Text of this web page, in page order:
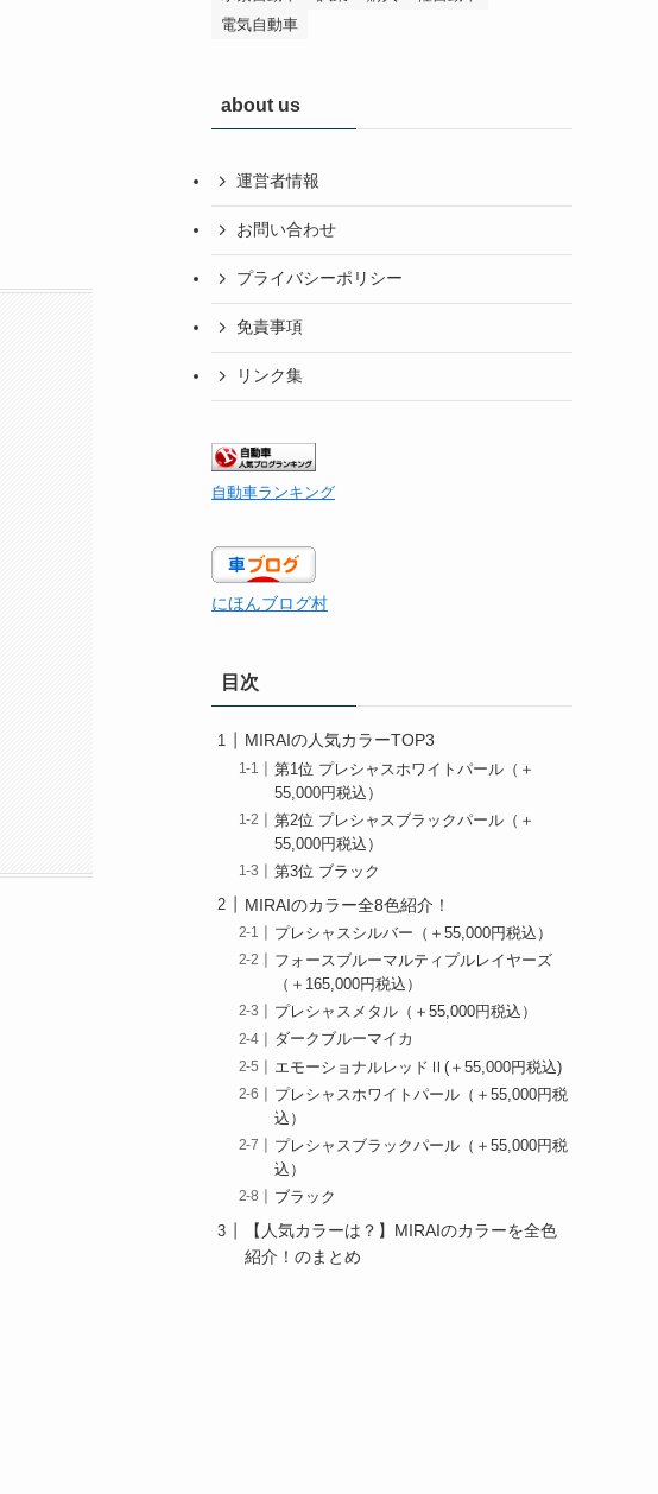
電気自動車
about us
運営者情報
お問い合わせ
プライバシーポリシー
免責事項
リンク集
自動車ランキング
にほんブログ村
目次
MIRAIの人気カラーTOP3
第1位 プレシャスホワイトパール（＋
55,000円税込）
第2位 プレシャスブラックパール（＋
55,000円税込）
第3位 ブラック
MIRAIのカラー全8色紹介！
プレシャスシルバー（＋55,000円税込）
フォースブルーマルティプルレイヤーズ
（＋165,000円税込）
プレシャスメタル（＋55,000円税込）
ダークブルーマイカ
エモーショナルレッドⅡ(＋55,000円税込)
プレシャスホワイトパール（＋55,000円税
込）
プレシャスブラックパール（＋55,000円税
込）
ブラック
【人気カラーは？】MIRAIのカラーを全色
紹介！のまとめ